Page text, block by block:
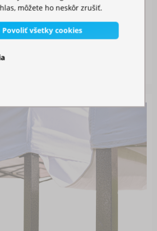
MOSKYTIÉRA NA STAN
môžete ho neskôr zrušiť.
Povoliť všetky cookies